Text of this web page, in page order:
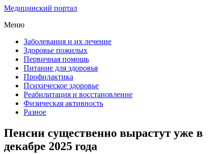
Медицинский портал
Меню
Заболевания и их лечение
Здоровье пожилых
Первичная помощь
Питание для здоровья
Профилактика
Психическое здоровье
Реабилитация и восстановление
Физическая активность
Разное
Пенсии существенно вырастут уже в
декабре 2025 года